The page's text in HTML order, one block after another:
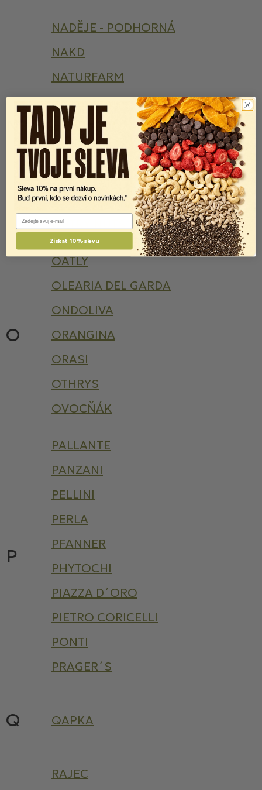
NADĚJE - PODHORNÁ
NAKD
NATURFARM
NEKTON
NISSIN
NOCCO
NOI&VOI
NOMINAL
NUTRY NUTS
O
OATLY
OLEARIA DEL GARDA
ONDOLIVA
ORANGINA
ORASI
OTHRYS
OVOCŇÁK
P
PALLANTE
PANZANI
PELLINI
PERLA
PFANNER
PHYTOCHI
PIAZZA D´ORO
PIETRO CORICELLI
PONTI
PRAGER´S
Q QAPKA
RAJEC
Email
Získat 10% slevu